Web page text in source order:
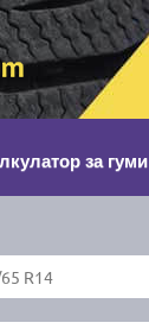
за гуми
R14